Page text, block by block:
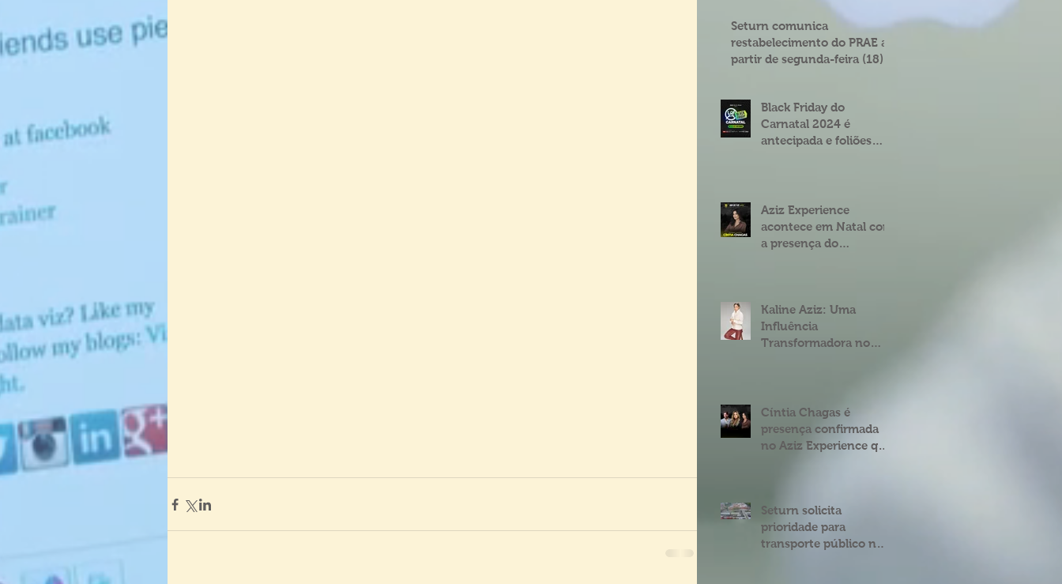
Seturn comunica
restabelecimento do PRAE a
partir de segunda-feira (18)
Black Friday do
Carnatal 2024 é
antecipada e foliões
Aziz Experience
acontece em Natal com
a presença do
Kaline Aziz: Uma
Influência
Transformadora no
Cíntia Chagas é
presença confirmada
no Aziz Experience que
Seturn solicita
prioridade para
transporte público na